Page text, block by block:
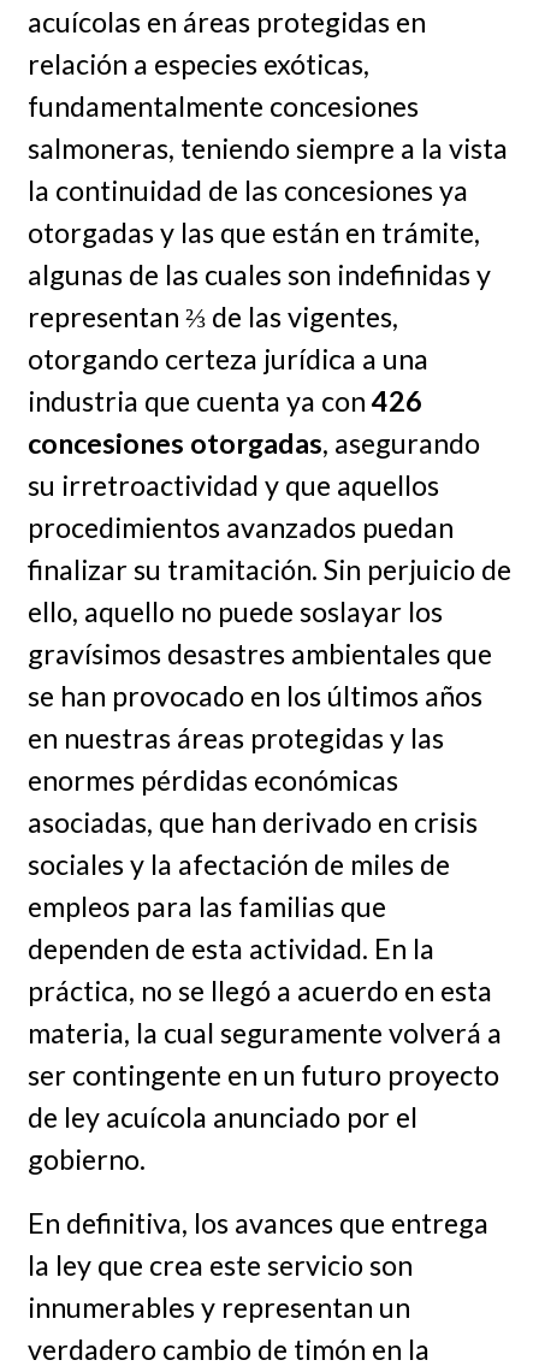
acuícolas en áreas protegidas en
relación a especies exóticas,
fundamentalmente concesiones
salmoneras, teniendo siempre a la vista
la continuidad de las concesiones ya
otorgadas y las que están en trámite,
algunas de las cuales son indefinidas y
representan ⅔ de las vigentes,
otorgando certeza jurídica a una
industria que cuenta ya con 426
concesiones otorgadas, asegurando
su irretroactividad y que aquellos
procedimientos avanzados puedan
finalizar su tramitación. Sin perjuicio de
ello, aquello no puede soslayar los
gravísimos desastres ambientales que
se han provocado en los últimos años
en nuestras áreas protegidas y las
enormes pérdidas económicas
asociadas, que han derivado en crisis
sociales y la afectación de miles de
empleos para las familias que
dependen de esta actividad. En la
práctica, no se llegó a acuerdo en esta
materia, la cual seguramente volverá a
ser contingente en un futuro proyecto
de ley acuícola anunciado por el
gobierno.
En definitiva, los avances que entrega
la ley que crea este servicio son
innumerables y representan un
verdadero cambio de timón en la